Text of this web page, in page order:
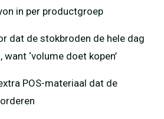
in per productgroep
dat de stokbroden de hele dag
‘volume doet kopen’
POS-materiaal dat de